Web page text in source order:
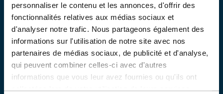
personnaliser le contenu et les annonces, d'offrir des
fonctionnalités relatives aux médias sociaux et
d'analyser notre trafic. Nous partageons également des
informations sur l'utilisation de notre site avec nos
partenaires de médias sociaux, de publicité et d'analyse,
qui peuvent combiner celles-ci avec d'autres
informations que vous leur avez fournies ou qu'ils ont
collectées lors de votre utilisation de leurs services.
Saviez-vous que le Centre des congrès de Québec
possède tout un système de signalisation
dynamique composé de moniteurs haute définition
placés stratégiquement dans les zones de
circulation et à l’entrée des salles? L’idéal pour
réduire votre utilisation des affiches papier!